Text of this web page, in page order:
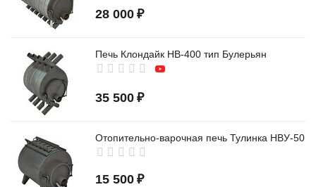
28 000 ₽
Печь Клондайк НВ-400 тип Булерьян
35 500 ₽
Отопительно-варочная печь Тулинка НВУ-50
15 500 ₽